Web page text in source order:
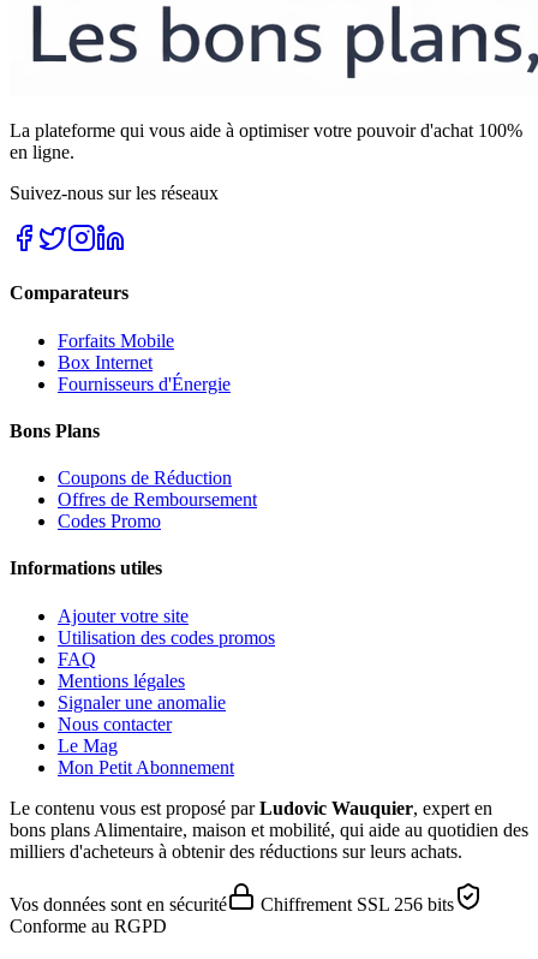
La plateforme qui vous aide à optimiser votre pouvoir d'achat 100%
en ligne.
Suivez-nous sur les réseaux
Comparateurs
Forfaits Mobile
Box Internet
Fournisseurs d'Énergie
Bons Plans
Coupons de Réduction
Offres de Remboursement
Codes Promo
Informations utiles
Ajouter votre site
Utilisation des codes promos
FAQ
Mentions légales
Signaler une anomalie
Nous contacter
Le Mag
Mon Petit Abonnement
Le contenu vous est proposé parLudovic Wauquier, expert en
bons plans Alimentaire, maison et mobilité, qui aide au quotidien des
milliers d'acheteurs à obtenir des réductions sur leurs achats.
Vos données sont en sécurité
Chiffrement SSL 256 bits
Conforme au RGPD